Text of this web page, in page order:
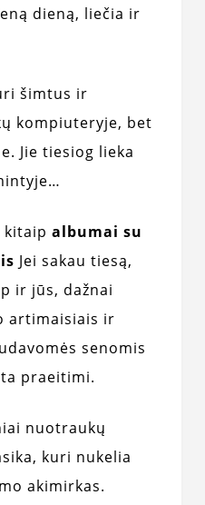
dieną, liečia ir
šimtus ir
kompiuteryje, bet
Jie tiesiog lieka
kitaip albumai su
Jei sakau tiesą,
ir jūs, dažnai
artimaisiais ir
senomis
praeitimi.
nuotraukų
kuri nukelia
akimirkas.